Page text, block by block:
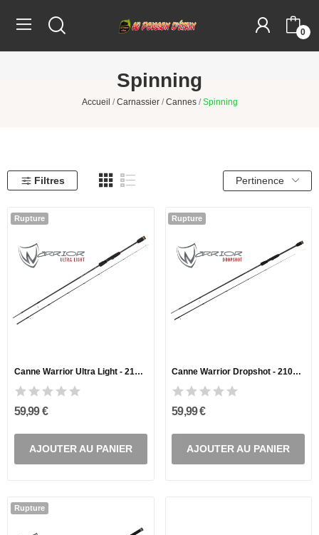
0
Spinning
Accueil Carnassier Cannes Spinning
Filtres Pertinence
Rupture
Canne Warrior Ultra Light - 210CM / 2-8G
59,99 €
AJOUTER AU PANIER
Rupture
Canne Warrior Dropshot - 210CM / 4-17G
59,99 €
AJOUTER AU PANIER
Rupture